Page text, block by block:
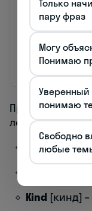
haben
nein
Продолжим
лексики:
Mann[ман] –
Kind [кинд]
Только
пару фраз
Могу
Понимаю
Уверенный
понимаю
Свободно
любые